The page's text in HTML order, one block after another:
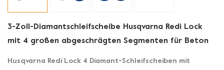
3-Zoll-Diamantschleifscheibe Husqvarna Redi Lock
mit 4 großen abgeschrägten Segmenten für Beton
Husqvarna Redi Lock 4 Diamant-Schleifscheiben mit